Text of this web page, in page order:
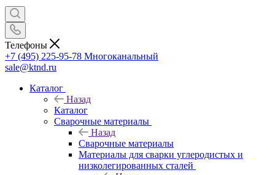
Телефоны
+7 (495) 225-95-78 Многоканальный
sale@ktnd.ru
Каталог
Назад
Каталог
Сварочные материалы
Назад
Сварочные материалы
Материалы для сварки углеродистых и
низколегированных сталей